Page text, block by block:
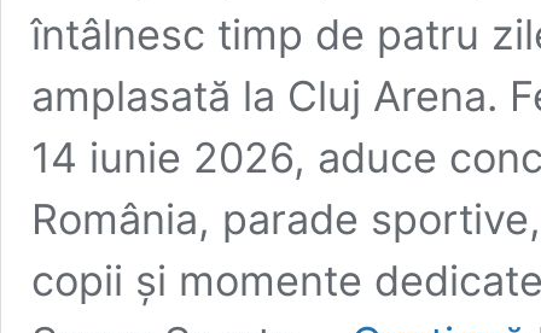
întâlnesc timp de patru
amplasată la Cluj Arena.
14 iunie 2026, aduce
România, parade
copii și momente